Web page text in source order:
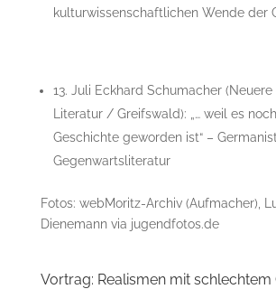
kulturwissenschaftlichen Wende der
13. Juli Eckhard Schumacher
Literatur / Greifswald): „… weil es
Geschichte geworden ist“ –
Gegenwartsliteratur
Fotos: webMoritz-Archiv (Aufmacher),
Dienemann via jugendfotos.de
Vortrag: Realismen mit schlechtem